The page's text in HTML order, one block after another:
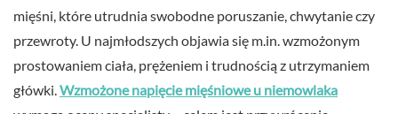
mięśni, które utrudnia swobodne poruszanie, chwytanie czy
przewroty. U najmłodszych objawia się m.in. wzmożonym
prostowaniem ciała, prężeniem i trudnością z utrzymaniem
główki.Wzmożone napięcie mięśniowe u niemowlaka